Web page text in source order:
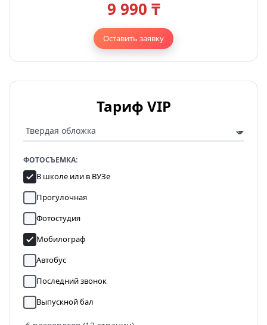
9 990 ₸
Оставить заявку
Тариф VIP
ФОТОСЪЕМКА:
В школе или в ВУЗе
Прогулочная
Фотостудия
Мобилограф
Автобус
Последний звонок
Выпускной бал